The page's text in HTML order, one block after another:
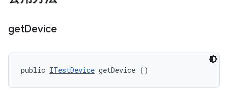
getDevice
public ITestDevice getDevice ()